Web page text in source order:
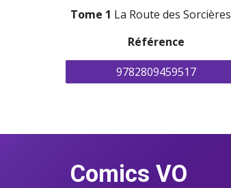
Tome 1 La Route des Sorcières
Référence
9782809459517
Comics VO